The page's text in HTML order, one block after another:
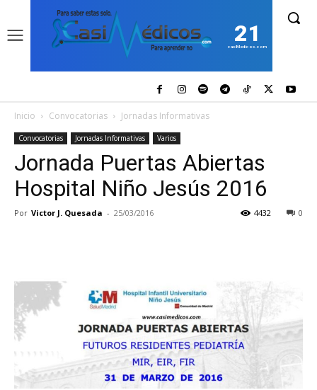
21
casiMedicos.com
Inicio Convocatorias Jornadas Informativas
Convocatorias Jornadas Informativas Varios
Jornada Puertas Abiertas
Hospital Niño Jesús 2016
Por Victor J. Quesada - 25/03/2016 0
4432